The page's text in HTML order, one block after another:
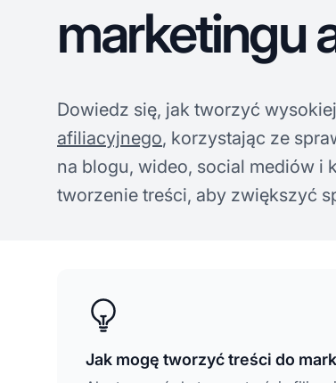
marketingu
Dowiedz się, jak tworzyć
afiliacyjnego, korzystając ze
na blogu, wideo, social mediów i
tworzenie treści, aby zwiększyć
Jak mogę tworzyć treści do